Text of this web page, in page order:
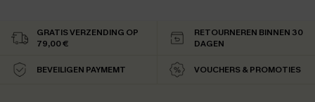
GRATIS VERZENDING OP
79,00 €
RETOURNEREN BINNEN 30
DAGEN
BEVEILIGEN PAYMEMT VOUCHERS & PROMOTIES